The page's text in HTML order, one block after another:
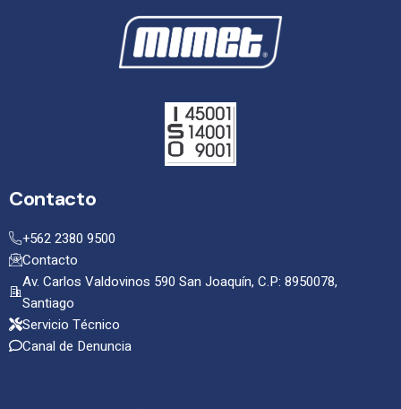
Contacto
+562 2380 9500
Contacto
Av. Carlos Valdovinos 590 San Joaquín, C.P: 8950078,
Santiago
Servicio Técnico
Canal de Denuncia